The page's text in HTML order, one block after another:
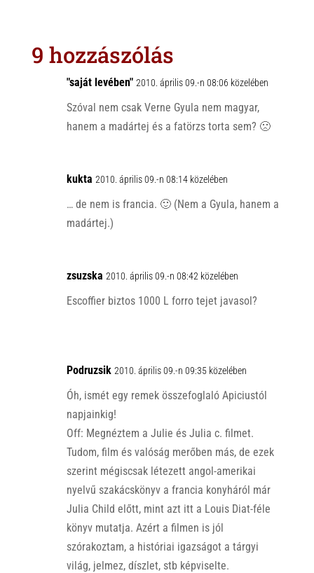
A
o
o
9 hozzászólás
"saját levében" 2010. április 09.-n 08:06 közelében
Szóval nem csak Verne Gyula nem magyar,
hanem a madártej és a fatörzs torta sem? 🙁
kukta 2010. április 09.-n 08:14 közelében
… de nem is francia. 🙂 (Nem a Gyula, hanem a
madártej.)
zsuzska 2010. április 09.-n 08:42 közelében
Escoffier biztos 1000 L forro tejet javasol?
Podruzsik 2010. április 09.-n 09:35 közelében
Óh, ismét egy remek összefoglaló Apiciustól
napjainkig!
Off: Megnéztem a Julie és Julia c. filmet.
Tudom, film és valóság merőben más, de ezek
szerint mégiscsak létezett angol-amerikai
nyelvű szakácskönyv a francia konyháról már
Julia Child előtt, mint azt itt a Louis Diat-féle
könyv mutatja. Azért a filmen is jól
szórakoztam, a históriai igazságot a tárgyi
világ, jelmez, díszlet, stb képviselte.